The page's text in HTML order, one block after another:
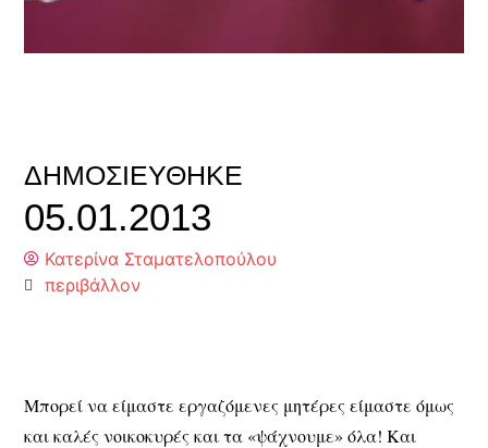
ΔΗΜΟΣΙΕΎΘΗΚΕ
05.01.2013
Κατερίνα Σταματελοπούλου
περιβάλλον
Μπορεί να είμαστε εργαζόμενες μητέρες είμαστε όμως
και καλές νοικοκυρές και τα «ψάχνουμε» όλα! Και